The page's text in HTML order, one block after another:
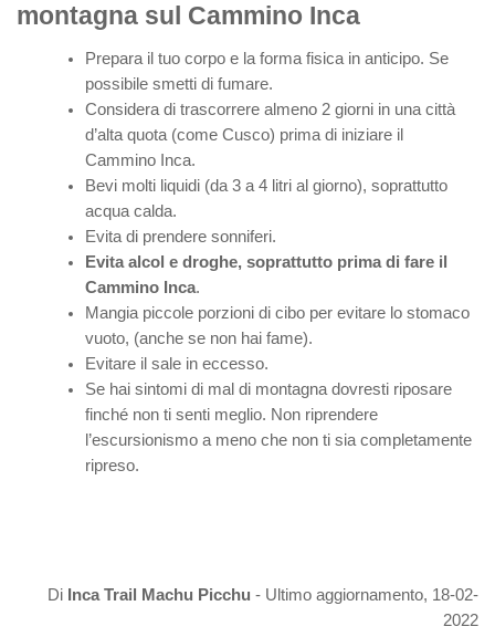
montagna sul Cammino Inca
Prepara il tuo corpo e la forma fisica in anticipo. Se
possibile smetti di fumare.
Considera di trascorrere almeno 2 giorni in una città
d’alta quota (come Cusco) prima di iniziare il
Cammino Inca.
Bevi molti liquidi (da 3 a 4 litri al giorno), soprattutto
acqua calda.
Evita di prendere sonniferi.
Evita alcol e droghe, soprattutto prima di fare il
Cammino Inca.
Mangia piccole porzioni di cibo per evitare lo stomaco
vuoto, (anche se non hai fame).
Evitare il sale in eccesso.
Se hai sintomi di mal di montagna dovresti riposare
finché non ti senti meglio. Non riprendere
l’escursionismo a meno che non ti sia completamente
ripreso.
Di Inca Trail Machu Picchu - Ultimo aggiornamento, 18-02-
2022